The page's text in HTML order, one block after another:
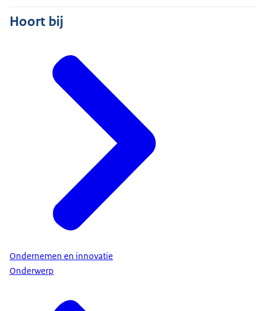
Hoort bij
Ondernemen en innovatie
Onderwerp